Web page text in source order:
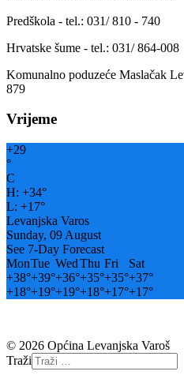
Predškola - tel.: 031/ 810 - 740
Hrvatske šume - tel.: 031/ 864-008
Komunalno poduzeće Maslačak
879
Vrijeme
+29
°
C
H: +34°
L: +17°
Levanjska Varos
Sunday, 09 August
See 7-Day Forecast
MonTue WedThu Fri
Sat
+38°+39°+36°+35°+35°+37°
+18°+19°+19°+18°+17°+17°
© 2026 Općina Levanjska Varoš
Traži